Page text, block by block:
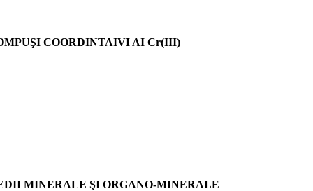
COORDINTAIVI AI Cr(III)
MINERALE ŞI ORGANO-MINERALE